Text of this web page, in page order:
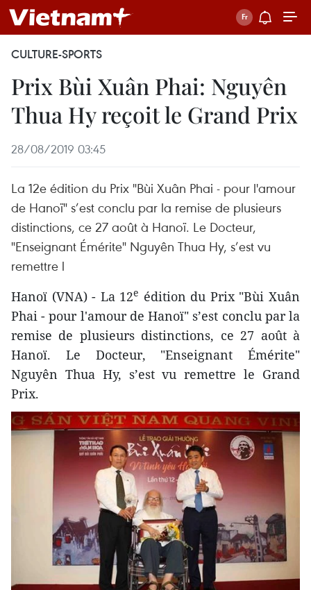
CULTURE-SPORTS
Prix Bùi Xuân Phai: Nguyên
Thua Hy reçoit le Grand Prix
28/08/2019 03:45
La 12e édition du Prix "Bùi Xuân Phai - pour l'amour
de Hanoï" s’est conclu par la remise de plusieurs
distinctions, ce 27 août à Hanoï. Le Docteur,
"Enseignant Émérite" Nguyên Thua Hy, s’est vu
remettre l
Hanoï (VNA) - La 12e édition du Prix "Bùi Xuân
Phai - pour l'amour de Hanoï" s’est conclu par la
remise de plusieurs distinctions, ce 27 août à
Hanoï. Le Docteur, "Enseignant Émérite"
Nguyên Thua Hy, s’est vu remettre le Grand
Prix.